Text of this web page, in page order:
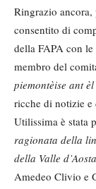
Ringrazio
consentito di
della FAPA con
membro del
piemontèise ant
ricche di notizie
Utilissima è stata
ragionata della
della Valle
Amedeo Clivio e